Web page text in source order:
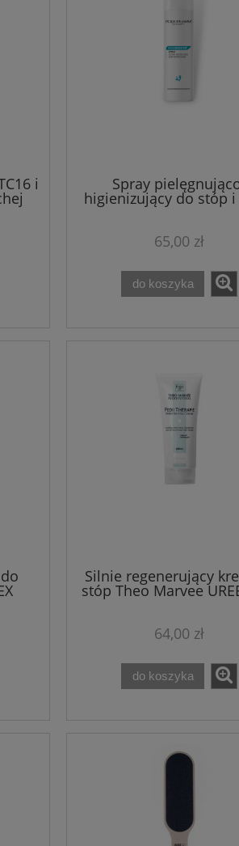
i
+
Theo Marvee
299,99 zł
i Spray
higienizujący do stóp i
MYKOBOOSTER
65,00 zł
do koszyka
Silnie regenerujący
stóp Theo Marvee
64,00 zł
do koszyka